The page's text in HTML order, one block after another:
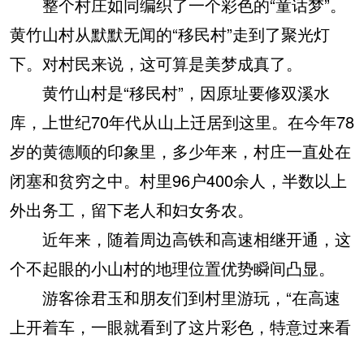
黄竹山村从默默无闻的“移民村”走到了聚光灯
下。对村民来说，这可算是美梦成真了。
黄竹山村是“移民村”，因原址要修双溪水
库，上世纪70年代从山上迁居到这里。在今年78
岁的黄德顺的印象里，多少年来，村庄一直处在
闭塞和贫穷之中。村里96户400余人，半数以上
外出务工，留下老人和妇女务农。
近年来，随着周边高铁和高速相继开通，这
个不起眼的小山村的地理位置优势瞬间凸显。
游客徐君玉和朋友们到村里游玩，“在高速
上开着车，一眼就看到了这片彩色，特意过来看